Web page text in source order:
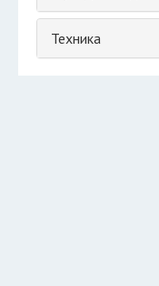
Техника